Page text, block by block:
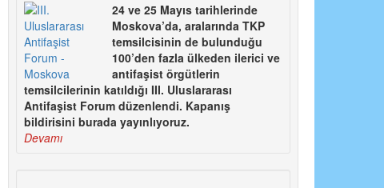
24 ve 25 Mayıs tarihlerinde
Moskova’da, aralarında TKP
temsilcisinin de bulunduğu
100’den fazla ülkeden ilerici ve
antifaşist örgütlerin
temsilcilerinin katıldığı III. Uluslararası
Antifaşist Forum düzenlendi. Kapanış
bildirisini burada yayınlıyoruz.
Devamı